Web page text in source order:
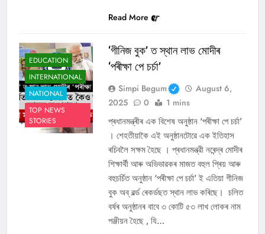
Read More
EDUCATION
INTERNATIONAL
NATIONAL
TOP NEWS
STORIES
‘গীনিজ বুক’ ত স্থান লাভ মোদীৰ
‘পৰীক্ষা পে চর্চা’
Simpi Begum
August 6,
2025
0 1 mins
প্ৰধানমন্ত্ৰীৰ এক বিশেষ অনুষ্ঠান ‘পৰীক্ষা পে চর্চা’
। শেহতীয়াকৈ এই অনুষ্ঠানটোৱে এক ইতিহাস
ৰচিবলৈ সক্ষম হৈছে । প্ৰধানমন্ত্রী নৰেন্দ্ৰ মোদীৰ
শিক্ষার্থী আৰু অভিভাৱকৰ মাজত বহুল প্ৰিয় আৰু
বহুচৰ্চিত অনুষ্ঠান ‘পৰীক্ষা পে চর্চা’ ই এতিয়া গীনিজ
বুক অব্ ৱৰ্ল্ড ৰেকৰ্ডছত স্থান লাভ কৰিছে। চলিত
বৰ্ষৰ অনুষ্ঠানৰ বাবে ৩ কোটি ৫৩ লাখ লোকৰ নাম
পঞ্জীয়ন হৈছে , যি…